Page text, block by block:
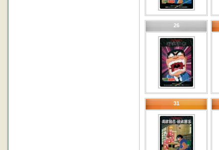
26
31